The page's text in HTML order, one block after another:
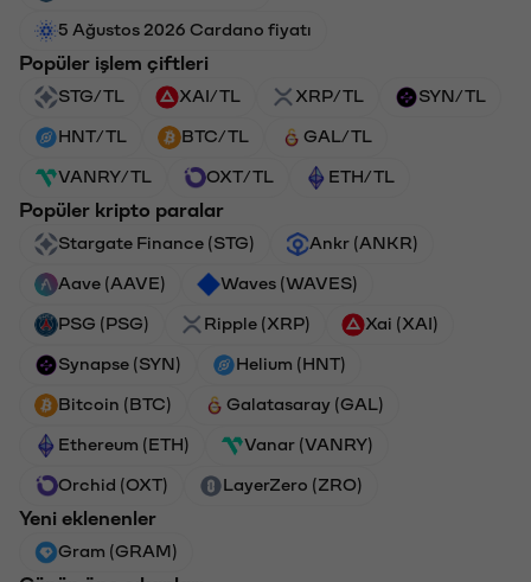
5 Ağustos 2026 Cardano fiyatı
Popüler işlem çiftleri
STG/TL XAI/TL XRP/TL SYN/TL
HNT/TL BTC/TL GAL/TL
VANRY/TL OXT/TL ETH/TL
Popüler kripto paralar
Stargate Finance (STG) Ankr (ANKR)
Aave (AAVE) Waves (WAVES)
PSG (PSG) Ripple (XRP) Xai (XAI)
Synapse (SYN) Helium (HNT)
Bitcoin (BTC) Galatasaray (GAL)
Ethereum (ETH) Vanar (VANRY)
Orchid (OXT) LayerZero (ZRO)
Yeni eklenenler
Gram (GRAM)